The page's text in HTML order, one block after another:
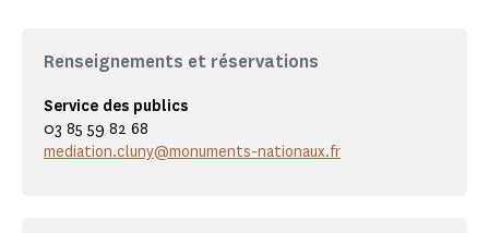
Renseignements et réservations
Service des publics
03 85 59 82 68
mediation.cluny@monuments-nationaux.fr